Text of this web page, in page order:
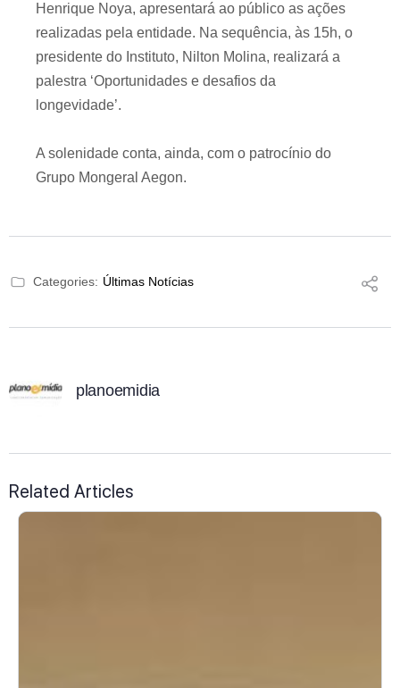
Henrique Noya, apresentará ao público as ações
realizadas pela entidade. Na sequência, às 15h, o
presidente do Instituto, Nilton Molina, realizará a
palestra ‘Oportunidades e desafios da
longevidade’.
A solenidade conta, ainda, com o patrocínio do
Grupo Mongeral Aegon.
Categories: Últimas Notícias
planoemidia
Related Articles